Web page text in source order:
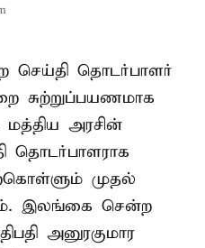
செய்தி தொடர்பாளர்
சுற்றுப்பயணமாக
அரசின்
தொடர்பாளராக
முதல்
இலங்கை சென்ற
அனுரகுமார